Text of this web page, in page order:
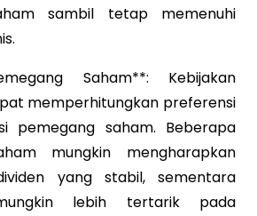
sambil tetap memenuhi
Saham**: Kebijakan
memperhitungkan preferensi
pemegang saham. Beberapa
mungkin mengharapkan
yang stabil, sementara
lebih tertarik pada